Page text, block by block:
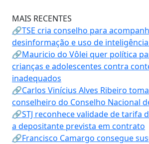
MAIS RECENTES
🔗TSE cria conselho para
desinformação e uso de
🔗Mauricio do Vôlei quer política
crianças e adolescentes contra
inadequados
🔗Carlos Vinícius Alves Ribeiro
conselheiro do Conselho Nacional
🔗STJ reconhece validade de tarifa
a depositante prevista em contrato
🔗Francisco Camargo consegue